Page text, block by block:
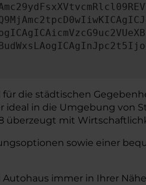
die städtischen
in die Umgebung
überzeugt mit
sowie einer
immer in Ihrer